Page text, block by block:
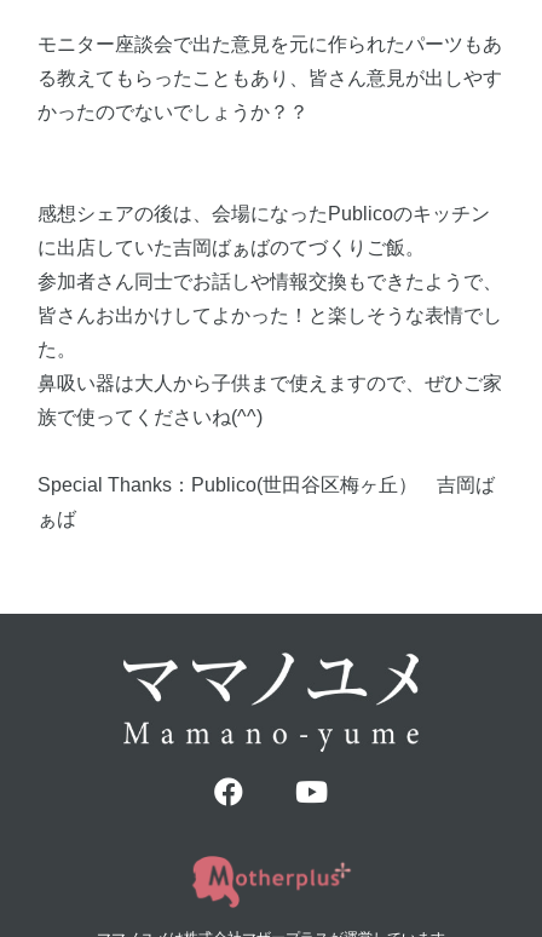
モニター座談会で出た意見を元に作られたパーツもあ
る教えてもらったこともあり、皆さん意見が出しやす
かったのでないでしょうか？？
感想シェアの後は、会場になったPublicoのキッチン
に出店していた吉岡ばぁばのてづくりご飯。
参加者さん同士でお話しや情報交換もできたようで、
皆さんお出かけしてよかった！と楽しそうな表情でし
た。
鼻吸い器は大人から子供まで使えますので、ぜひご家
族で使ってくださいね(^^)
Special Thanks：Publico(世田谷区梅ヶ丘） 吉岡ば
ぁば